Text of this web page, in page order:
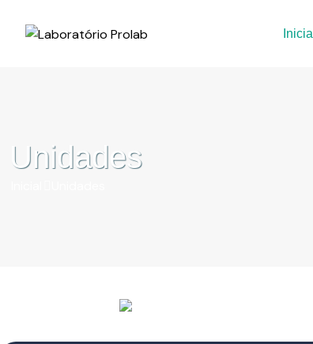
Inicial
Unidades